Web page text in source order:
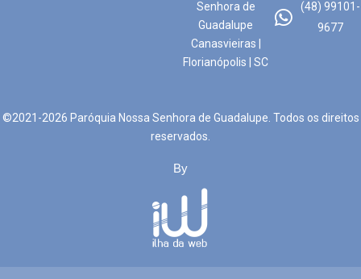
Senhora de
Guadalupe
Canasvieiras |
Florianópolis | SC
(48) 99101-
9677
©2021-2026 Paróquia Nossa Senhora de Guadalupe. Todos os direitos
reservados.
By